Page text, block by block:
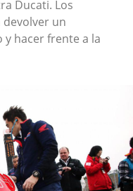
Ducati. Los
un
hacer frente a la